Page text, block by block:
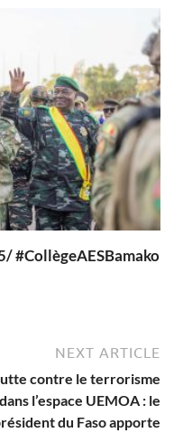
#CollègeAESBamako
NEXT ARTICLE
contre le terrorisme
dans l’espace UEMOA : le
du Faso apporte